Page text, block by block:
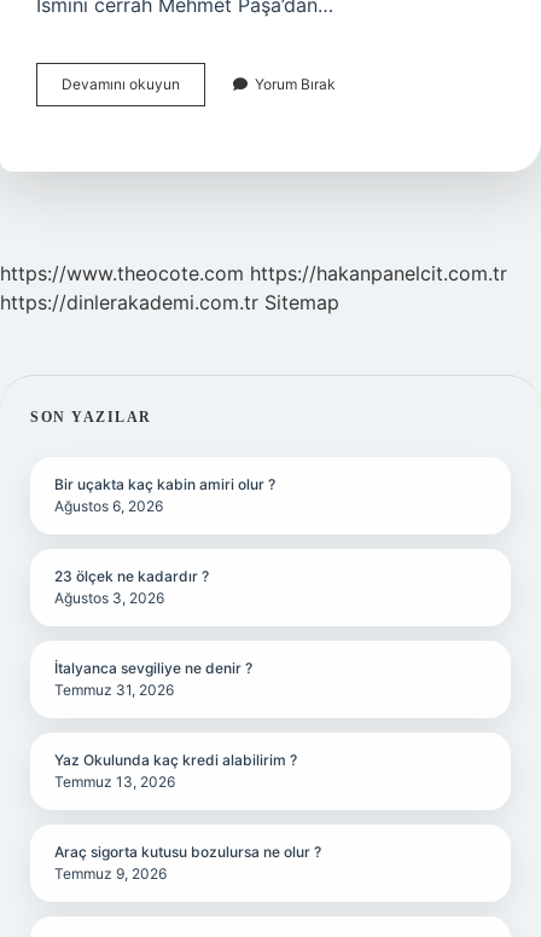
İsmini cerrah Mehmet Paşa’dan…
Devamını okuyun
Hangi
Yorum Bırak
https://www.theocote.com https://hakanpanelcit.com.tr
https://dinlerakademi.com.tr Sitemap
SIDEBAR
SON YAZILAR
Bir uçakta kaç kabin amiri olur ?
Ağustos 6, 2026
23 ölçek ne kadardır ?
Ağustos 3, 2026
İtalyanca sevgiliye ne denir ?
Temmuz 31, 2026
Yaz Okulunda kaç kredi alabilirim ?
Temmuz 13, 2026
Araç sigorta kutusu bozulursa ne olur ?
Temmuz 9, 2026